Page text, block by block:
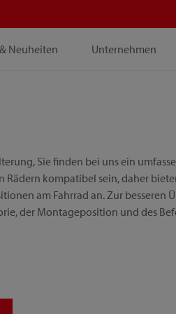
Neuheiten Unternehmen
Sie finden bei uns ein
Rädern kompatibel sein, daher
am Fahrrad an. Zur besseren
der Montageposition und des